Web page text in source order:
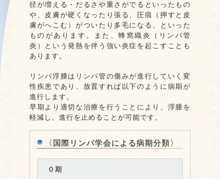
径が増える・だるさや重さがでるといったもの
や、皮膚が硬くなったり張る、圧痕（押すと皮
膚がへこむ）がついたり多毛になる、といった
ものがあります。また、蜂窩織炎（リンパ管
炎）という発熱を伴う強い炎症を起こすことも
あります。
リンパ浮腫はリンパ管の傷みが進行していく変
性疾患であり、放置すれば以下のように病期が
進行します。
早期より適切な治療を行うことにより、浮腫を
軽減し、進行を止めることが可能です。
〈国際リンパ学会による病期分類〉
０期